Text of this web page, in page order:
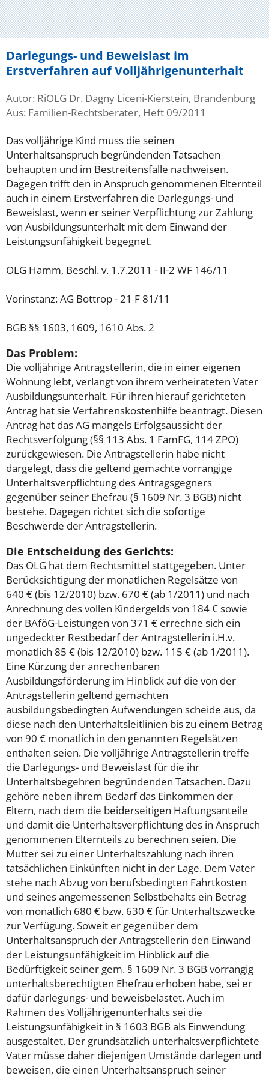
Darlegungs- und Beweislast im
Erstverfahren auf Volljährigenunterhalt
Autor: RiOLG Dr. Dagny Liceni-Kierstein, Brandenburg
Aus: Familien-Rechtsberater, Heft 09/2011
Das volljährige Kind muss die seinen
Unterhaltsanspruch begründenden Tatsachen
behaupten und im Bestreitensfalle nachweisen.
Dagegen trifft den in Anspruch genommenen Elternteil
auch in einem Erstverfahren die Darlegungs- und
Beweislast, wenn er seiner Verpflichtung zur Zahlung
von Ausbildungsunterhalt mit dem Einwand der
Leistungsunfähigkeit begegnet.
OLG Hamm, Beschl. v. 1.7.2011 - II-2 WF 146/11
Vorinstanz: AG Bottrop - 21 F 81/11
BGB §§ 1603, 1609, 1610 Abs. 2
Das Problem:
Die volljährige Antragstellerin, die in einer eigenen
Wohnung lebt, verlangt von ihrem verheirateten Vater
Ausbildungsunterhalt. Für ihren hierauf gerichteten
Antrag hat sie Verfahrenskostenhilfe beantragt. Diesen
Antrag hat das AG mangels Erfolgsaussicht der
Rechtsverfolgung (§§ 113 Abs. 1 FamFG, 114 ZPO)
zurückgewiesen. Die Antragstellerin habe nicht
dargelegt, dass die geltend gemachte vorrangige
Unterhaltsverpflichtung des Antragsgegners
gegenüber seiner Ehefrau (§ 1609 Nr. 3 BGB) nicht
bestehe. Dagegen richtet sich die sofortige
Beschwerde der Antragstellerin.
Die Entscheidung des Gerichts:
Das OLG hat dem Rechtsmittel stattgegeben. Unter
Berücksichtigung der monatlichen Regelsätze von
640 € (bis 12/2010) bzw. 670 € (ab 1/2011) und nach
Anrechnung des vollen Kindergelds von 184 € sowie
der BAföG-Leistungen von 371 € errechne sich ein
ungedeckter Restbedarf der Antragstellerin i.H.v.
monatlich 85 € (bis 12/2010) bzw. 115 € (ab 1/2011).
Eine Kürzung der anrechenbaren
Ausbildungsförderung im Hinblick auf die von der
Antragstellerin geltend gemachten
ausbildungsbedingten Aufwendungen scheide aus, da
diese nach den Unterhaltsleitlinien bis zu einem Betrag
von 90 € monatlich in den genannten Regelsätzen
enthalten seien. Die volljährige Antragstellerin treffe
die Darlegungs- und Beweislast für die ihr
Unterhaltsbegehren begründenden Tatsachen. Dazu
gehöre neben ihrem Bedarf das Einkommen der
Eltern, nach dem die beiderseitigen Haftungsanteile
und damit die Unterhaltsverpflichtung des in Anspruch
genommenen Elternteils zu berechnen seien. Die
Mutter sei zu einer Unterhaltszahlung nach ihren
tatsächlichen Einkünften nicht in der Lage. Dem Vater
stehe nach Abzug von berufsbedingten Fahrtkosten
und seines angemessenen Selbstbehalts ein Betrag
von monatlich 680 € bzw. 630 € für Unterhaltszwecke
zur Verfügung. Soweit er gegenüber dem
Unterhaltsanspruch der Antragstellerin den Einwand
der Leistungsunfähigkeit im Hinblick auf die
Bedürftigkeit seiner gem. § 1609 Nr. 3 BGB vorrangig
unterhaltsberechtigten Ehefrau erhoben habe, sei er
dafür darlegungs- und beweisbelastet. Auch im
Rahmen des Volljährigenunterhalts sei die
Leistungsunfähigkeit in § 1603 BGB als Einwendung
ausgestaltet. Der grundsätzlich unterhaltsverpflichtete
Vater müsse daher diejenigen Umstände darlegen und
beweisen, die einen Unterhaltsanspruch seiner